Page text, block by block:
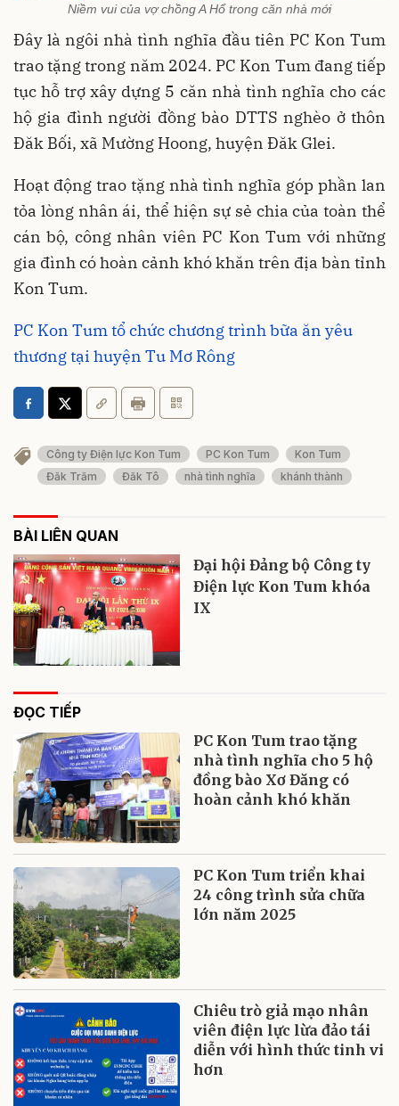
Niềm vui của vợ chồng A Hổ trong căn nhà mới
Đây là ngôi nhà tình nghĩa đầu tiên PC Kon Tum
trao tặng trong năm 2024. PC Kon Tum đang tiếp
tục hỗ trợ xây dựng 5 căn nhà tình nghĩa cho các
hộ gia đình người đồng bào DTTS nghèo ở thôn
Đăk Bối, xã Mường Hoong, huyện Đăk Glei.
Hoạt động trao tặng nhà tình nghĩa góp phần lan
tỏa lòng nhân ái, thể hiện sự sẻ chia của toàn thể
cán bộ, công nhân viên PC Kon Tum với những
gia đình có hoàn cảnh khó khăn trên địa bàn tỉnh
Kon Tum.
PC Kon Tum tổ chức chương trình bữa ăn yêu
thương tại huyện Tu Mơ Rông
Công ty Điện lực Kon Tum PC Kon Tum
Kon Tum
Đăk Trăm
Đăk Tô nhà tình nghĩa khánh thành
BÀI LIÊN QUAN
Đại hội Đảng bộ Công ty
Điện lực Kon Tum khóa
IX
ĐỌC TIẾP
PC Kon Tum trao tặng
nhà tình nghĩa cho 5 hộ
đồng bào Xơ Đăng có
hoàn cảnh khó khăn
PC Kon Tum triển khai
24 công trình sửa chữa
lớn năm 2025
Chiêu trò giả mạo nhân
viên điện lực lừa đảo tái
diễn với hình thức tinh vi
hơn